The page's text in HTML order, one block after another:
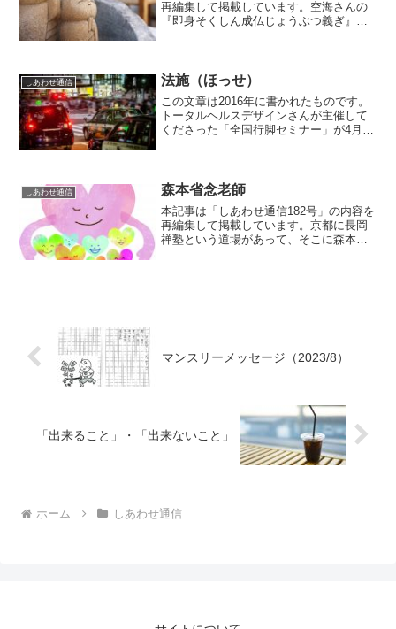
再編集して掲載しています。空海さんの
『即身そくしん成仏じょうぶつ義ぎ』の
薩と通信回路がつながり...
しあわせ通信 法施（ほっせ）
この文章は2016年に書かれたものです。
トータルヘルスデザインさんが主催して
くださった「全国行脚セミナー」が4月の
んや協力して下さ...
しあわせ通信 森本省念老師
本記事は「しあわせ通信182号」の内容を
再編集して掲載しています。京都に長岡
禅塾という道場があって、そこに森本省
マンスリーメッセージ（2023/8）
「出来ること」・「出来ないこと」
ホーム しあわせ通信